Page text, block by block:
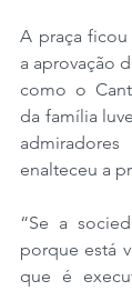
A praça
a aprovação
como o
da família
enalteceu a
“Se a
porque está
que é